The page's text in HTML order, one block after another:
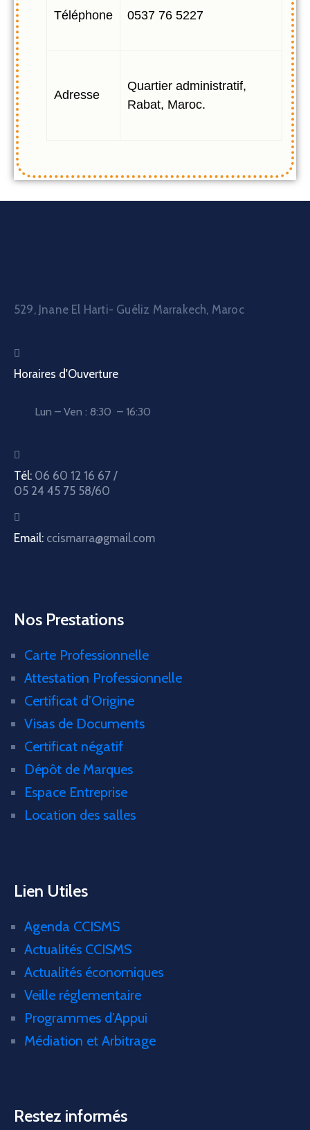
Téléphone 0537 76 5227
Adresse
Quartier administratif,
Rabat, Maroc.
529, Jnane El Harti- Guéliz Marrakech, Maroc
Horaires d'Ouverture
Lun – Ven : 8:30 – 16:30
Tél: 06 60 12 16 67 /
05 24 45 75 58/60
Email: ccismarra@gmail.com
Nos Prestations
Carte Professionnelle
Attestation Professionnelle
Certificat d’Origine
Visas de Documents
Certificat négatif
Dépôt de Marques
Espace Entreprise
Location des salles
Lien Utiles
Agenda CCISMS
Actualités CCISMS
Actualités économiques
Veille réglementaire
Programmes d’Appui
Médiation et Arbitrage
Restez informés